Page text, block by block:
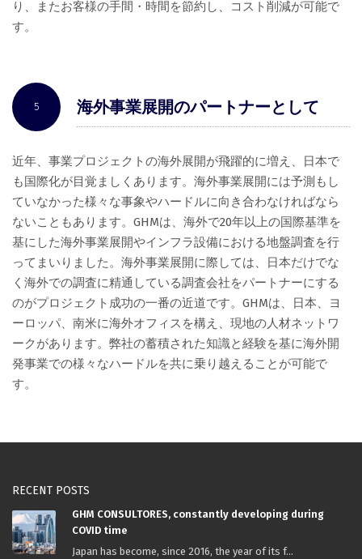
り、またお客様の手間・時間を節約し、コスト削減が可能で
す。
5 海外事業展開のパートナーとして
近年、事業プロジェクトの海外展開が飛躍的に増え、日本で
も国際化が目覚ましくあります。海外事業展開には予測もし
ていなかった様々な事象やハードルに向き合わなければなら
ないこともあります。GHMは、海外で20年以上の国際基準を
基にした海外事業展開やインフラ設備における地盤調査を行
ってまいりました。海外事業展開に際しては、日本だけでな
く海外での調査に精通している調査会社をパートナーにする
のがプロジェクト成功の一番の近道です。GHMは、日本、ヨ
ーロッパ、南米に海外オフィスを構え、現地の人材ネットワ
ークがあります。弊社の蓄積された知識と経験を基に海外開
発事業での様々なハードルを共に乗り越えることが可能で
す。
RECENT POSTS
GHM CONSULTORES, constantly developing during
COVID time
Japan has become, since 2016, the year of its f...